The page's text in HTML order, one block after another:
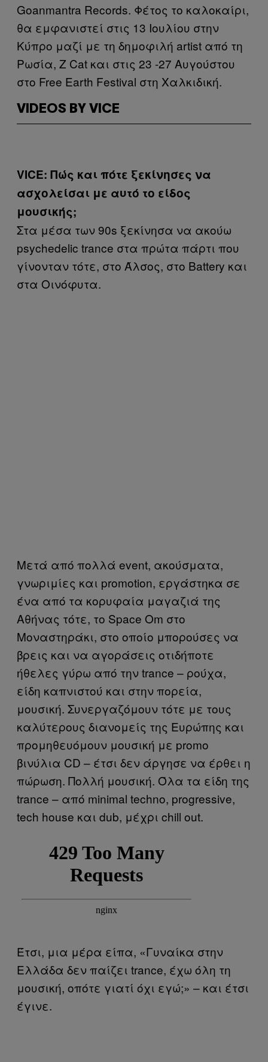
Goanmantra Records. Φέτος το καλοκαίρι,
θα εμφανιστεί στις 13 Ιουλίου στην
Κύπρο μαζί με τη δημοφιλή artist από τη
Ρωσία, Z Cat και στις 23 -27 Αυγούστου
στο Free Earth Festival στη Χαλκιδική.
VIDEOS BY VICE
VICE: Πώς και πότε ξεκίνησες να
ασχολείσαι με αυτό το είδος
μουσικής;
Στα μέσα των 90s ξεκίνησα να ακούω
psychedelic trance στα πρώτα πάρτι που
γίνονταν τότε, στο Άλσος, στο Battery και
στα Οινόφυτα.
Μετά από πολλά event, ακούσματα,
γνωριμίες και promotion, εργάστηκα σε
ένα από τα κορυφαία μαγαζιά της
Αθήνας τότε, το Space Om στο
Μοναστηράκι, στο οποίο μπορούσες να
βρεις και να αγοράσεις οτιδήποτε
ήθελες γύρω από την trance – ρούχα,
είδη καπνιστού και στην πορεία,
μουσική. Συνεργαζόμουν τότε με τους
καλύτερους διανομείς της Ευρώπης και
προμηθευόμουν μουσική με promo
βινύλια CD – έτσι δεν άργησε να έρθει η
πώρωση. Πολλή μουσική. Όλα τα είδη της
trance – από minimal techno, progressive,
tech house και dub, μέχρι chill out.
Έτσι, μια μέρα είπα, «Γυναίκα στην
Ελλάδα δεν παίζει trance, έχω όλη τη
μουσική, οπότε γιατί όχι εγώ;» – και έτσι
έγινε.